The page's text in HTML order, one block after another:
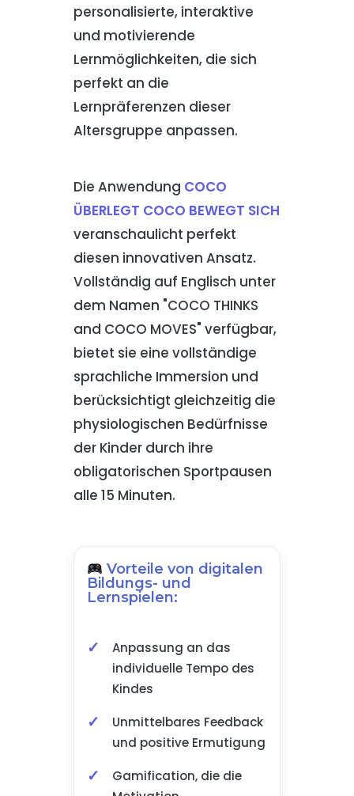
personalisierte, interaktive
und motivierende
Lernmöglichkeiten, die sich
perfekt an die
Lernpräferenzen dieser
Altersgruppe anpassen.
Die Anwendung COCO
ÜBERLEGT COCO BEWEGT SICH
veranschaulicht perfekt
diesen innovativen Ansatz.
Vollständig auf Englisch unter
dem Namen "COCO THINKS
and COCO MOVES" verfügbar,
bietet sie eine vollständige
sprachliche Immersion und
berücksichtigt gleichzeitig die
physiologischen Bedürfnisse
der Kinder durch ihre
obligatorischen Sportpausen
alle 15 Minuten.
Vorteile von digitalen
Bildungs- und
Lernspielen:
Anpassung an das
individuelle Tempo des
Kindes
Unmittelbares Feedback
und positive Ermutigung
Gamification, die die